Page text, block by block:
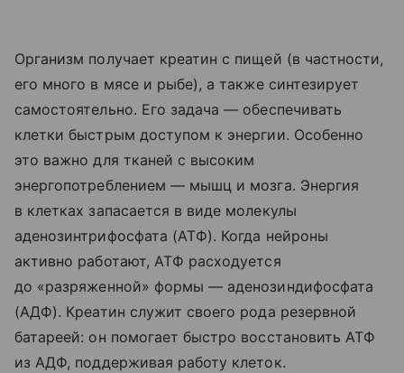
Организм получает креатин с пищей (в частности,
его много в мясе и рыбе), а также синтезирует
самостоятельно. Его задача — обеспечивать
клетки быстрым доступом к энергии. Особенно
это важно для тканей с высоким
энергопотреблением — мышц и мозга. Энергия
в клетках запасается в виде молекулы
аденозинтрифосфата (АТФ). Когда нейроны
активно работают, АТФ расходуется
до «разряженной» формы — аденозиндифосфата
(АДФ). Креатин служит своего рода резервной
батареей: он помогает быстро восстановить АТФ
из АДФ, поддерживая работу клеток.